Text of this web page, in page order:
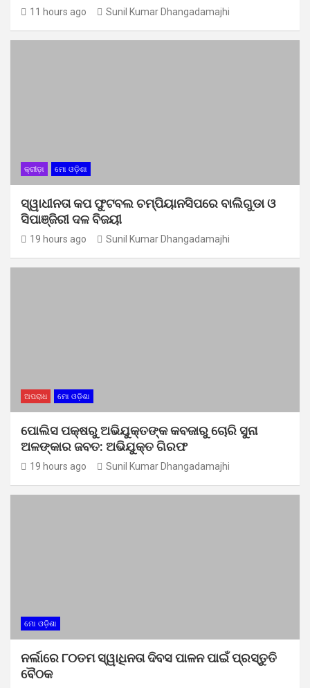
11 hours ago Sunil Kumar Dhangadamajhi
କ୍ରୀଡ଼ା ମୋ ଓଡ଼ିଶା
ସ୍ୱାଧୀନତା କପ ଫୁଟବଲ ଚମ୍ପିୟାନସିପରେ ବାଲିଗୁଡା ଓ
ସିପାଞ୍ଜିରୀ ଦଳ ବିଜୟୀ
19 hours ago Sunil Kumar Dhangadamajhi
ଅପରାଧ ମୋ ଓଡ଼ିଶା
ପୋଲିସ ପକ୍ଷରୁ ଅଭିଯୁକ୍ତଙ୍କ କବଜାରୁ ଚୋରି ସୁନା
ଅଳଙ୍କାର ଜବତ: ଅଭିଯୁକ୍ତ ଗିରଫ
19 hours ago Sunil Kumar Dhangadamajhi
ମୋ ଓଡ଼ିଶା
ନର୍ଲାରେ ୮୦ତମ ସ୍ୱାଧିନତା ଦିବସ ପାଳନ ପାଇଁ ପ୍ରସ୍ତୁତି
ବୈଠକ